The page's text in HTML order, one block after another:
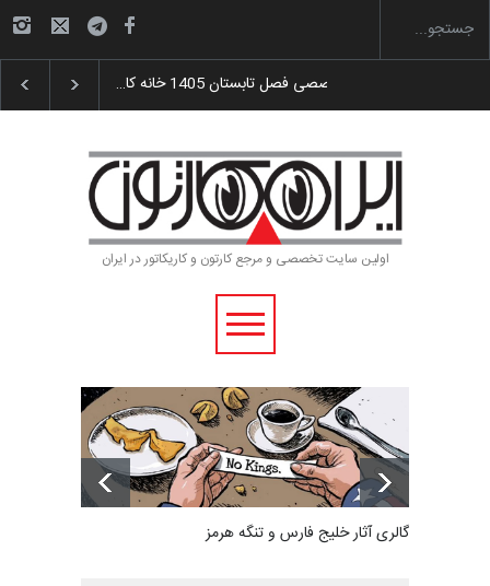
گزارش تصویری آیین اختتامیه و اهدای جوایز سوم…
اولین سایت تخصصی و مرجع کارتون و کاریکاتور در ایران
گالری آثار خلیج فارس و تنگه هرمز